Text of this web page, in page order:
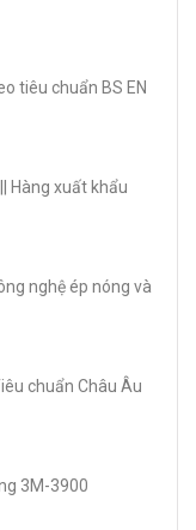
tiêu chuẩn BS EN
Hàng xuất khẩu
nghệ ép nóng và
chuẩn Châu Âu
3M-3900